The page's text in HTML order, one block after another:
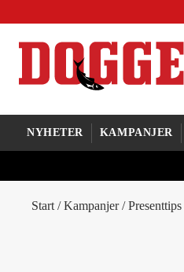
NYHETER KAMPANJER
Start /Kampanjer/Presenttips